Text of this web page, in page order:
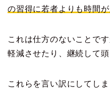
の習得に若者よりも時間が
これは仕方のないことで
軽減させたり、継続して
これらを言い訳にしてし